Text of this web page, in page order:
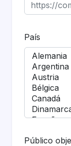
País
Público